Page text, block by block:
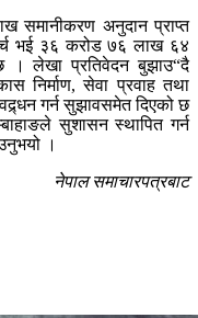
समानीकरण अनुदान प्राप्त
भई ३६ करोड ७६ लाख ६४
। लेखा प्रतिवेदन बुझाउ“दै
निर्माण, सेवा प्रवाह तथा
गर्न सुझावसमेत दिएको छ
सुशासन स्थापित गर्न
।
नेपाल समाचारपत्रबाट